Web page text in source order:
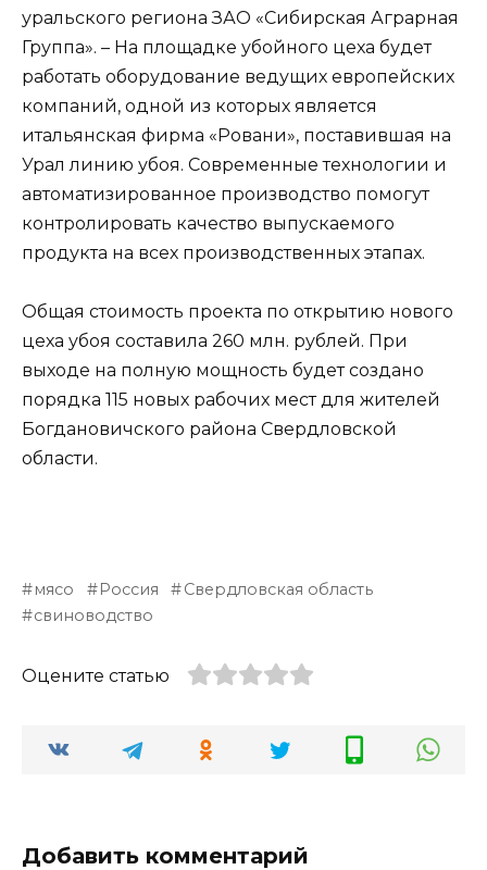
уральского региона ЗАО «Сибирская Аграрная
Группа». – На площадке убойного цеха будет
работать оборудование ведущих европейских
компаний, одной из которых является
итальянская фирма «Ровани», поставившая на
Урал линию убоя. Современные технологии и
автоматизированное производство помогут
контролировать качество выпускаемого
продукта на всех производственных этапах.
Общая стоимость проекта по открытию нового
цеха убоя составила 260 млн. рублей. При
выходе на полную мощность будет создано
порядка 115 новых рабочих мест для жителей
Богдановичского района Свердловской
области.
мясо Россия
Свердловская область
свиноводство
Оцените статью
Добавить комментарий